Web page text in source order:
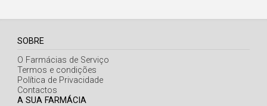
SOBRE
O Farmácias de Serviço
Termos e condições
Política de Privacidade
Contactos
A SUA FARMÁCIA